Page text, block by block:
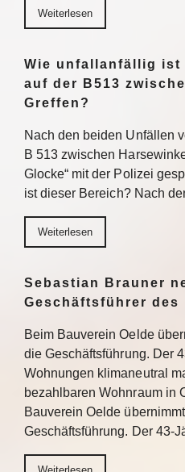
Weiterlesen
Wie unfallanfällig ist
auf der B513
Greffen?
Nach den beiden Unfällen
B 513 zwischen
Glocke“ mit der Polizei
ist dieser Bereich? Nach
Weiterlesen
Sebastian Brauner
Geschäftsführer des
Beim Bauverein Oelde
die Geschäftsführung. Der
Wohnungen klimaneutral
bezahlbaren Wohnraum in
Bauverein Oelde
Geschäftsführung. Der 43-